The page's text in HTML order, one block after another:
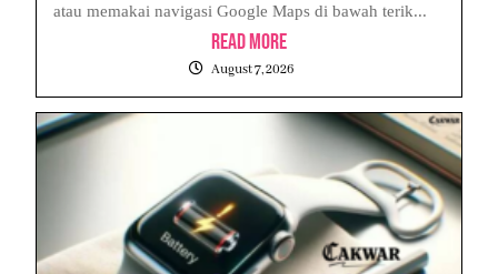
atau memakai navigasi Google Maps di bawah terik...
Read More
August 7, 2026